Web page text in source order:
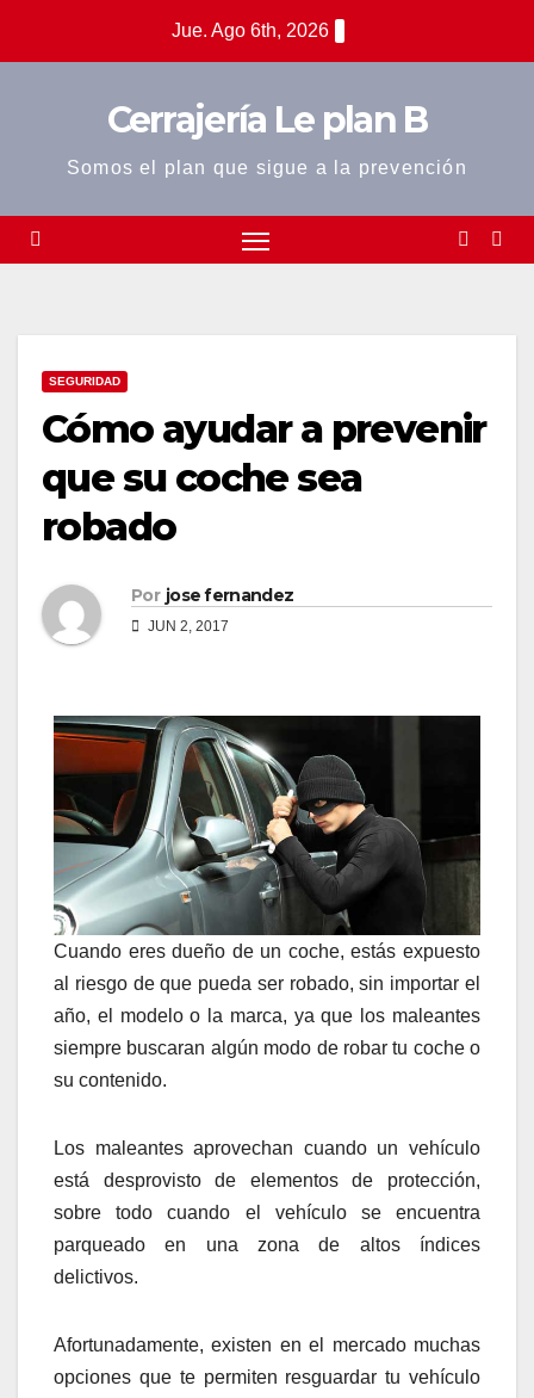
Jue. Ago 6th, 2026
Cerrajería Le plan B
Somos el plan que sigue a la prevención
SEGURIDAD
Cómo ayudar a prevenir
que su coche sea
robado
Por jose fernandez
JUN 2, 2017
Cuando eres dueño de un coche, estás expuesto
al riesgo de que pueda ser robado, sin importar el
año, el modelo o la marca, ya que los maleantes
siempre buscaran algún modo de robar tu coche o
su contenido.
Los maleantes aprovechan cuando un vehículo
está desprovisto de elementos de protección,
sobre todo cuando el vehículo se encuentra
parqueado en una zona de altos índices
delictivos.
Afortunadamente, existen en el mercado muchas
opciones que te permiten resguardar tu vehículo